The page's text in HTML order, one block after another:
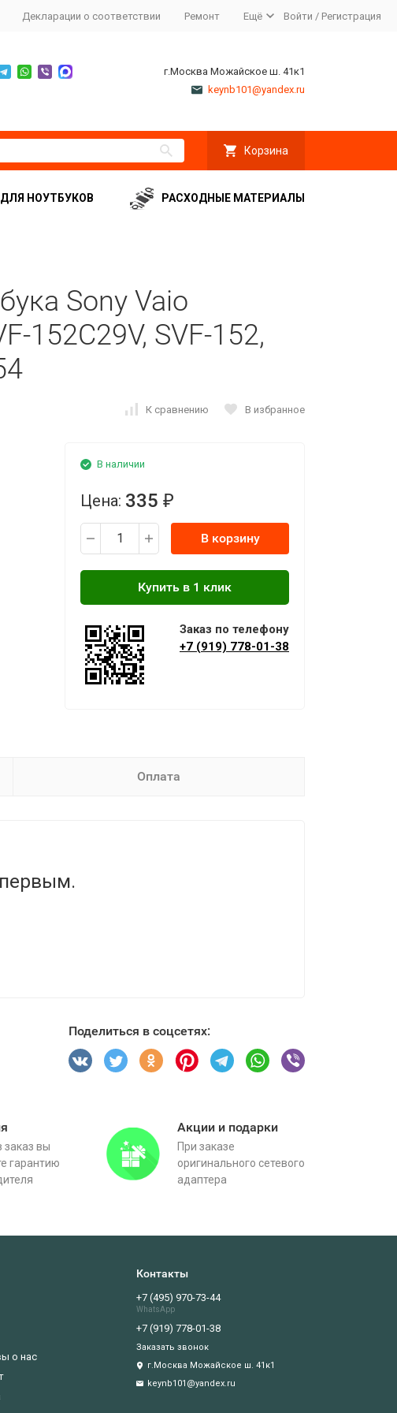
Декларации о соответствии Ремонт Ещё Войти / Регистрация
г.Москва Можайское ш. 41к1
keynb101@yandex.ru
Корзина
НОУТБУКОВ РАСХОДНЫЕ МАТЕРИАЛЫ
Sony Vaio
152C29V, SVF-152,
К сравнению В избранное
В наличии
Цена: 335 ₽
В корзину
Заказ по телефону
+7 (919) 778-01-38
Оплата
Поделиться в соцсетях:
вы
гарантию
Акции и подарки
При заказе
оригинального сетевого
адаптера
о нас
Контакты
+7 (495) 970-73-44
WhatsApp
+7 (919) 778-01-38
Заказать звонок
г.Москва Можайское ш. 41к1
keynb101@yandex.ru